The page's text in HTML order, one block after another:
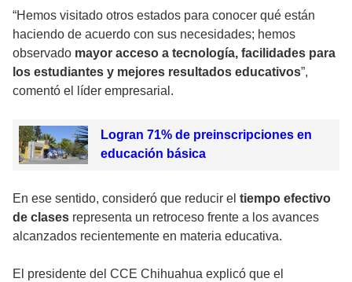
“Hemos visitado otros estados para conocer qué están
haciendo de acuerdo con sus necesidades; hemos
observado mayor acceso a tecnología, facilidades para
los estudiantes y mejores resultados educativos”,
comentó el líder empresarial.
Logran 71% de preinscripciones en
educación básica
En ese sentido, consideró que reducir el tiempo efectivo
de clases representa un retroceso frente a los avances
alcanzados recientemente en materia educativa.
El presidente del CCE Chihuahua explicó que el